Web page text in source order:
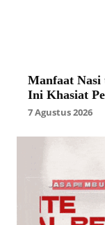
Manfaat Nasi
Ini Khasiat
7 Agustus 2026